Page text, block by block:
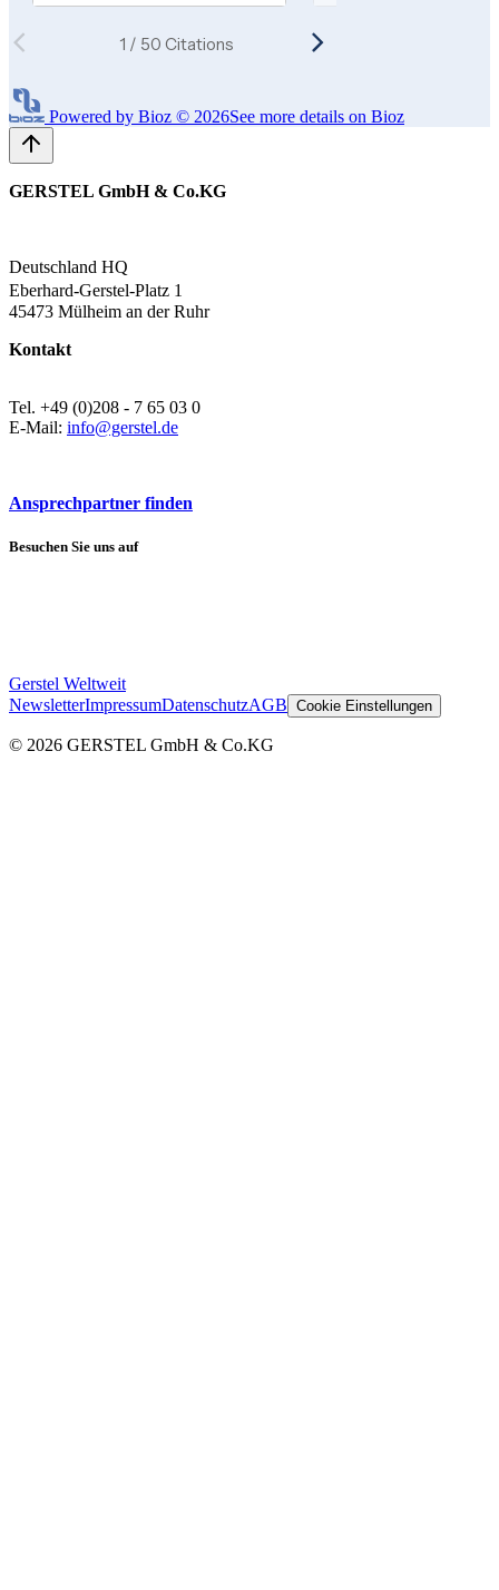
Powered by Bioz © 2026See more details on Bioz
GERSTEL GmbH & Co.KG
Deutschland HQ
Eberhard-Gerstel-Platz 1
45473 Mülheim an der Ruhr
Kontakt
Tel. +49 (0)208 - 7 65 03 0
E-Mail: info@gerstel.de
Ansprechpartner finden
Besuchen Sie uns auf
Gerstel Weltweit
NewsletterImpressumDatenschutzAGB Cookie Einstellungen
© 2026 GERSTEL GmbH & Co.KG